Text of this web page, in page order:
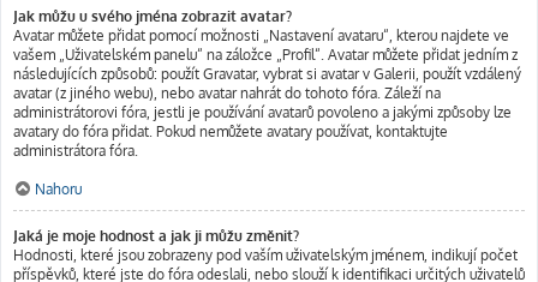
Jak můžu u svého jména zobrazit avatar?
Avatar můžete přidat pomocí možnosti „Nastavení avataru“, kterou najdete ve
vašem „Uživatelském panelu“ na záložce „Profil“. Avatar můžete přidat jedním z
následujících způsobů: použít Gravatar, vybrat si avatar v Galerii, použít vzdálený
avatar (z jiného webu), nebo avatar nahrát do tohoto fóra. Záleží na
administrátorovi fóra, jestli je používání avatarů povoleno a jakými způsoby lze
avatary do fóra přidat. Pokud nemůžete avatary používat, kontaktujte
administrátora fóra.
Nahoru
Jaká je moje hodnost a jak ji můžu změnit?
Hodnosti, které jsou zobrazeny pod vaším uživatelským jménem, indikují počet
příspěvků, které jste do fóra odeslali, nebo slouží k identifikaci určitých uživatelů